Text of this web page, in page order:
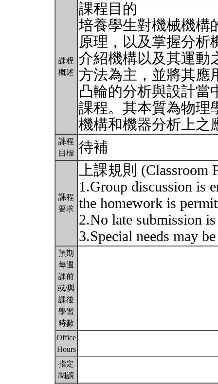
課程
概述
課程目的
培養學生對機械機構
原理，以及掌握分析
介紹機構以及其運動
方法為主，並將其應
凸輪的分析與設計當
課程。其本質為物理
機構和機器分析上之
課程
目標 待補
課程
要求
上課規則 (Classroom
1.Group discussion is
the homework is
2.No late submission
3.Special needs may
預期
每週
課前
或/與
課後
學習
時數
Office
Hours
指定
閱讀